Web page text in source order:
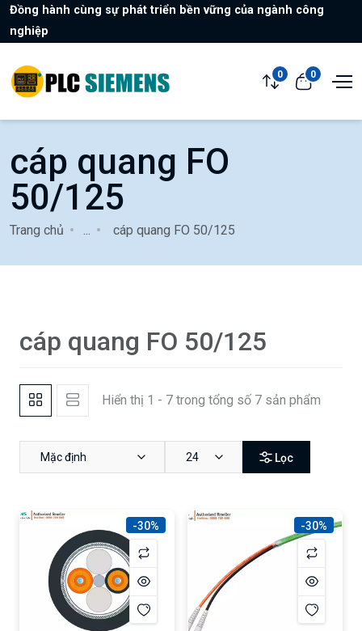
Đồng hành cùng sự phát triển bền vững của ngành công
nghiệp
0 0
cáp quang FO
50/125
Trang chủ cáp quang FO 50/125
cáp quang FO 50/125
Hiển thị 1 - 7 trong tổng số 7 sản phẩm
Mặc định 24 Lọc
-30% -30%